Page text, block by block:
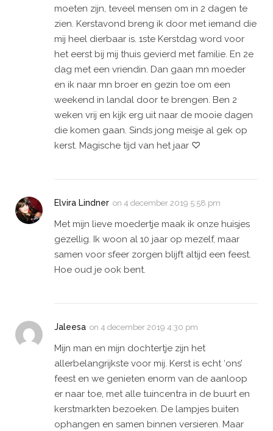
moeten zijn, teveel mensen om in 2 dagen te
zien. Kerstavond breng ik door met iemand die
mij heel dierbaar is. 1ste Kerstdag word voor
het eerst bij mij thuis gevierd met familie. En 2e
dag met een vriendin. Dan gaan mn moeder
en ik naar mn broer en gezin toe om een
weekend in landal door te brengen. Ben 2
weken vrij en kijk erg uit naar de mooie dagen
die komen gaan. Sinds jong meisje al gek op
kerst. Magische tijd van het jaar ♡
Elvira Lindner on 4 december 2019 5:58 pm
Met mijn lieve moedertje maak ik onze huisjes
gezellig. Ik woon al 10 jaar op mezelf, maar
samen voor sfeer zorgen blijft altijd een feest.
Hoe oud je ook bent.
Jaleesa on 4 december 2019 4:30 pm
Mijn man en mijn dochtertje zijn het
allerbelangrijkste voor mij. Kerst is echt ‘ons’
feest en we genieten enorm van de aanloop
er naar toe, met alle tuincentra in de buurt en
kerstmarkten bezoeken. De lampjes buiten
ophangen en samen binnen versieren. Maar